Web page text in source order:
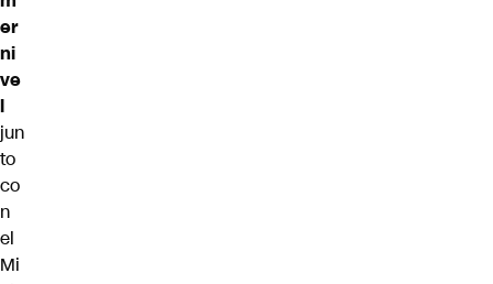
er
ni
ve
l
jun
to
co
n
el
Mi